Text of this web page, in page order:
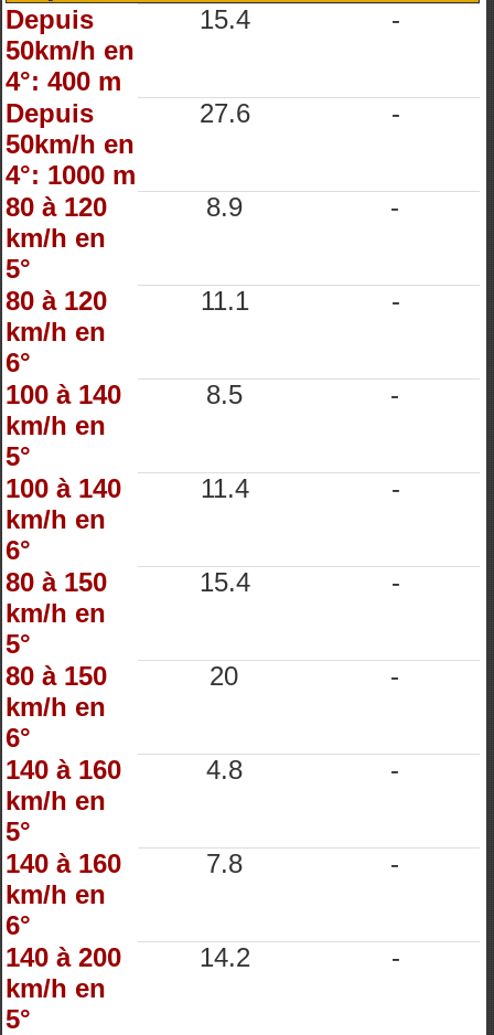
Depuis
50km/h en
4°: 400 m
15.4 -
Depuis
50km/h en
4°: 1000 m
27.6 -
80 à 120
km/h en
5°
8.9 -
80 à 120
km/h en
6°
11.1 -
100 à 140
km/h en
5°
8.5 -
100 à 140
km/h en
6°
11.4 -
80 à 150
km/h en
5°
15.4 -
80 à 150
km/h en
6°
20 -
140 à 160
km/h en
5°
4.8 -
140 à 160
km/h en
6°
7.8 -
140 à 200
km/h en
5°
14.2 -